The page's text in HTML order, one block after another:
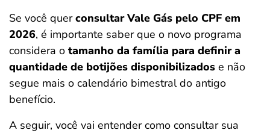
Se você querconsultar Vale Gás pelo CPF em
2026, é importante saber que o novo programa
considera o tamanho da família para definir a
quantidade de botijões disponibilizados e não
segue mais o calendário bimestral do antigo
benefício.
A seguir, você vai entender como consultar sua